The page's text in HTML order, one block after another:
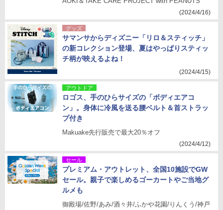
(2024/4/16)
グッズ
サマンサからディズニー「リロ＆スティッチ」
の新コレクション登場、夏はやっぱりスティッ
チ柄が映えるよね！
(2024/4/15)
アウトドア
ロゴス、手のひらサイズの「ボディエアコ
ン」。身体に冷風を送る腰ベルト＆首ストラッ
プ付き
Makuake先行販売で最大20％オフ
(2024/4/12)
セール
プレミアム・アウトレット、全国10施設でGW
セール。親子で楽しめるゴーカートやご当地グ
ルメも
御殿場/佐野/あみ/酒々井/ふかや花園/りんくう/神戸